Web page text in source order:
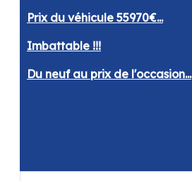
Prix du véhicule 55970€...
Imbattable !!!
Du neuf au prix de l'occasion...